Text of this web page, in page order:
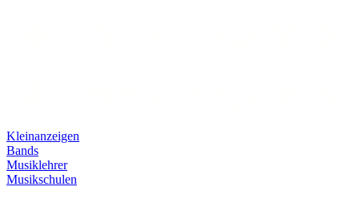
Kleinanzeigen
Bands
Musiklehrer
Musikschulen